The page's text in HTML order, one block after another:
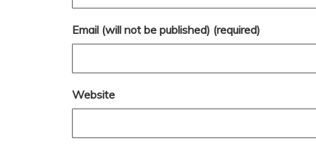
Email (will not be published) (required)
Website